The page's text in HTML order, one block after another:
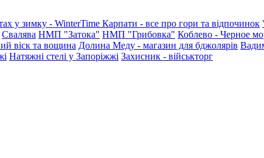
у зимку - WinterTime Карпати - все про гори та відпочинок
Свалява НМП "Затока" НМП "Грибовка" Коблево - Черное
віск та вощина Долина Меду - магазин для бджолярів
Натяжні стелі у Запоріжжі Захисник - військторг